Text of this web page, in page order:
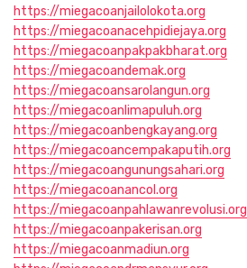
https://miegacoanjailolokota.org
https://miegacoanacehpidiejaya.org
https://miegacoanpakpakbharat.org
https://miegacoandemak.org
https://miegacoansarolangun.org
https://miegacoanlimapuluh.org
https://miegacoanbengkayang.org
https://miegacoancempakaputih.org
https://miegacoangunungsahari.org
https://miegacoanancol.org
https://miegacoanpahlawanrevolusi.org
https://miegacoanpakerisan.org
https://miegacoanmadiun.org